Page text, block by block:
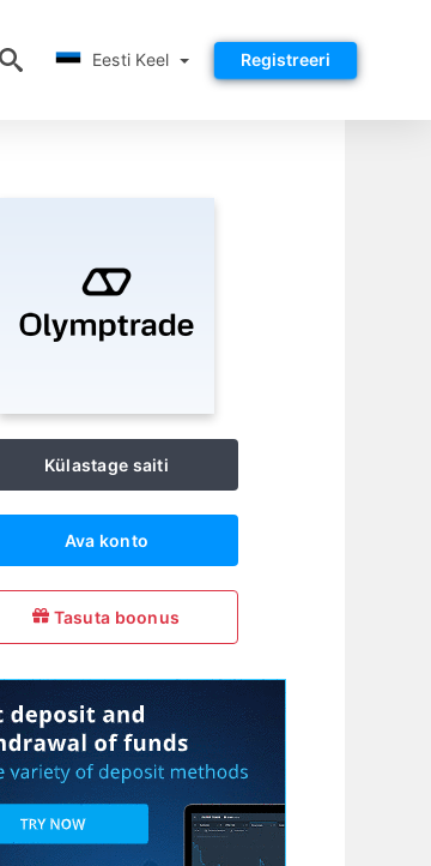
Eesti Keel Registreeri
Külastage saiti
Ava konto
Tasuta boonus